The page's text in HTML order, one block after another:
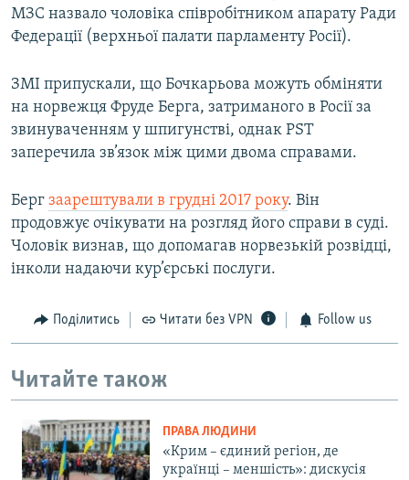
МЗС назвало чоловіка співробітником апарату Ради
Федерації (верхньої палати парламенту Росії).
ЗМІ припускали, що Бочкарьова можуть обміняти
на норвежця Фруде Берга, затриманого в Росії за
звинуваченням у шпигунстві, однак PST
заперечила зв’язок між цими двома справами.
Берг заарештували в грудні 2017 року. Він
продовжує очікувати на розгляд його справи в суді.
Чоловік визнав, що допомагав норвезькій розвідці,
інколи надаючи кур’єрські послуги.
Поділитись Читати без VPN Follow us
Читайте також
ПРАВА ЛЮДИНИ
«Крим – єдиний регіон, де
українці – меншість»: дискусія